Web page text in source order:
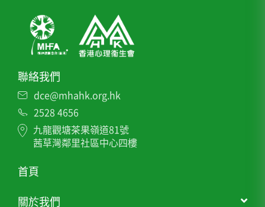
聯絡我們
dce@mhahk.org.hk
2528 4656
九龍觀塘茶果嶺道81號
茜草灣鄰里社區中心四樓
首頁
關於我們